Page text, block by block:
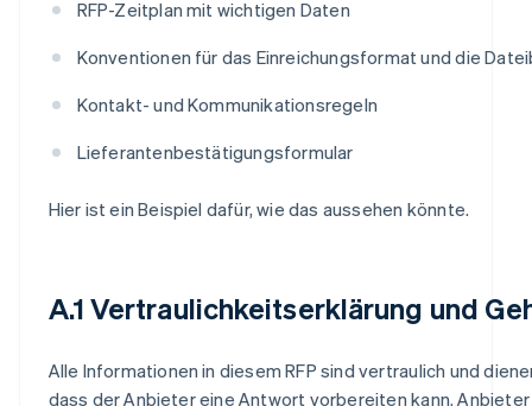
RFP-Zeitplan mit wichtigen Daten
Konventionen für das Einreichungsformat und die
Kontakt- und Kommunikationsregeln
Lieferantenbestätigungsformular
Hier ist ein Beispiel dafür, wie das aussehen könnte.
A.1 Vertraulichkeitserklärung und
Alle Informationen in diesem RFP sind vertraulich und
dass der Anbieter eine Antwort vorbereiten kann.